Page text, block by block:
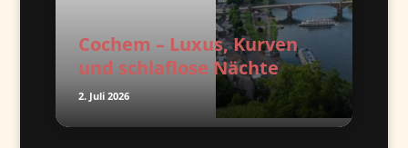
Cochem – Luxus, Kurven
und schlaflose Nächte
2. Juli 2026